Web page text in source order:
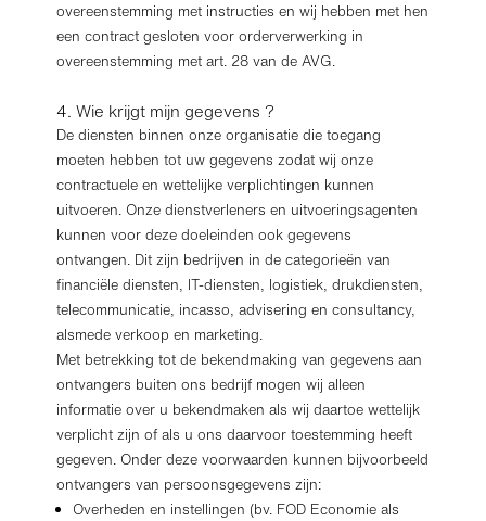
overeenstemming met instructies en wij hebben met hen
een contract gesloten voor orderverwerking in
overeenstemming met art. 28 van de AVG.
4. Wie krijgt mijn gegevens ?
De diensten binnen onze organisatie die toegang
moeten hebben tot uw gegevens zodat wij onze
contractuele en wettelijke verplichtingen kunnen
uitvoeren. Onze dienstverleners en uitvoeringsagenten
kunnen voor deze doeleinden ook gegevens
ontvangen. Dit zijn bedrijven in de categorieën van
financiële diensten, IT-diensten, logistiek, drukdiensten,
telecommunicatie, incasso, advisering en consultancy,
alsmede verkoop en marketing.
Met betrekking tot de bekendmaking van gegevens aan
ontvangers buiten ons bedrijf mogen wij alleen
informatie over u bekendmaken als wij daartoe wettelijk
verplicht zijn of als u ons daarvoor toestemming heeft
gegeven. Onder deze voorwaarden kunnen bijvoorbeeld
ontvangers van persoonsgegevens zijn:
Overheden en instellingen (bv. FOD Economie als